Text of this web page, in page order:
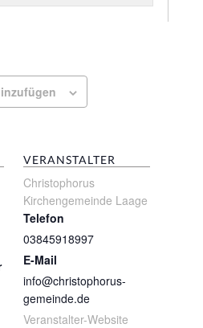
VERANSTALTER
Christophorus
Kirchengemeinde Laage
Telefon
03845918997
E-Mail
info@christophorus-
gemeinde.de
Veranstalter-Website